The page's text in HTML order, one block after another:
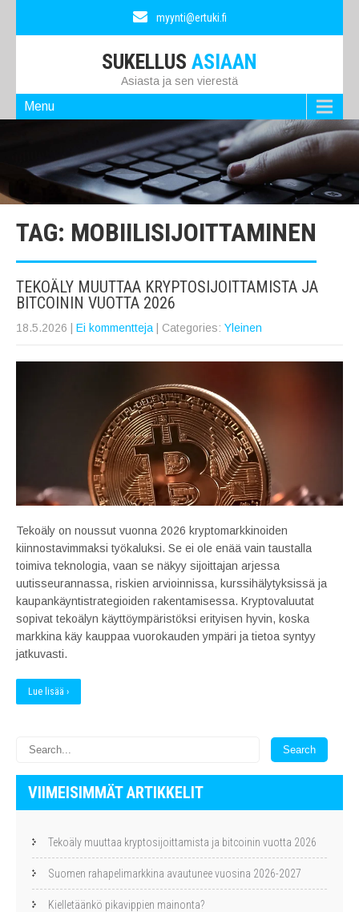
myynti@ertuki.fi
SUKELLUS ASIAAN
Asiasta ja sen vierestä
Menu
TAG: MOBIILISIJOITTAMINEN
TEKOÄLY MUUTTAA KRYPTOSIJOITTAMISTA JA
BITCOININ VUOTTA 2026
18.5.2026 Ei kommentteja | Categories: Yleinen
Tekoäly on noussut vuonna 2026 kryptomarkkinoiden
kiinnostavimmaksi työkaluksi. Se ei ole enää vain taustalla
toimiva teknologia, vaan se näkyy sijoittajan arjessa
uutisseurannassa, riskien arvioinnissa, kurssihälytyksissä ja
kaupankäyntistrategioiden rakentamisessa. Kryptovaluutat
sopivat tekoälyn käyttöympäristöksi erityisen hyvin, koska
markkina käy kauppaa vuorokauden ympäri ja tietoa syntyy
jatkuvasti.
Lue lisää ›
VIIMEISIMMÄT ARTIKKELIT
Tekoäly muuttaa kryptosijoittamista ja bitcoinin vuotta 2026
Suomen rahapelimarkkina avautunee vuosina 2026-2027
Kielletäänkö pikavippien mainonta?